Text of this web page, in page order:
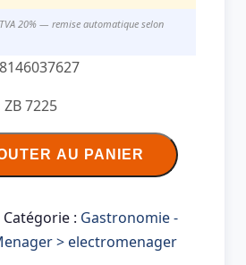
20% — remise automatique selon
ZB 7225
AU PANIER
Catégorie : Gastronomie -
> electromenager